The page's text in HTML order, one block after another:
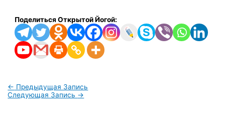
Поделиться Открытой Йогой:
← Предыдущая Запись
Следующая Запись →